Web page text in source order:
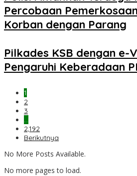
Percobaan
Korban dengan Parang
Pilkades KSB dengan e-
Pengaruhi Keberadaan
1
2
3
…
2,192
Berikutnya
No More Posts Available.
No more pages to load.